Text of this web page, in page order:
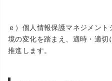
ｅ）個人情報保護マネジメン
境の変化を踏まえ、適時・適
推進します。